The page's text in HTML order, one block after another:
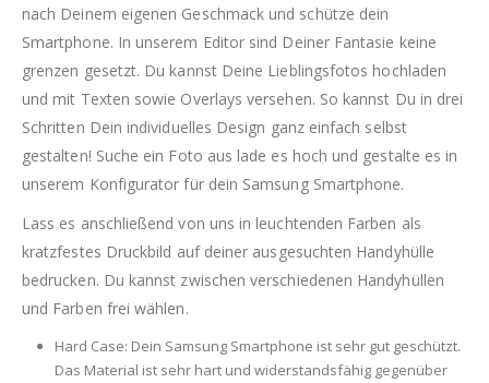
nach Deinem eigenen Geschmack und schütze dein
Smartphone. In unserem Editor sind Deiner Fantasie keine
grenzen gesetzt. Du kannst Deine Lieblingsfotos hochladen
und mit Texten sowie Overlays versehen. So kannst Du in drei
Schritten Dein individuelles Design ganz einfach selbst
gestalten! Suche ein Foto aus lade es hoch und gestalte es in
unserem Konfigurator für dein Samsung Smartphone.
Lass es anschließend von uns in leuchtenden Farben als
kratzfestes Druckbild auf deiner ausgesuchten Handyhülle
bedrucken. Du kannst zwischen verschiedenen Handyhüllen
und Farben frei wählen.
Hard Case: Dein Samsung Smartphone ist sehr gut geschützt.
Das Material ist sehr hart und widerstandsfähig gegenüber